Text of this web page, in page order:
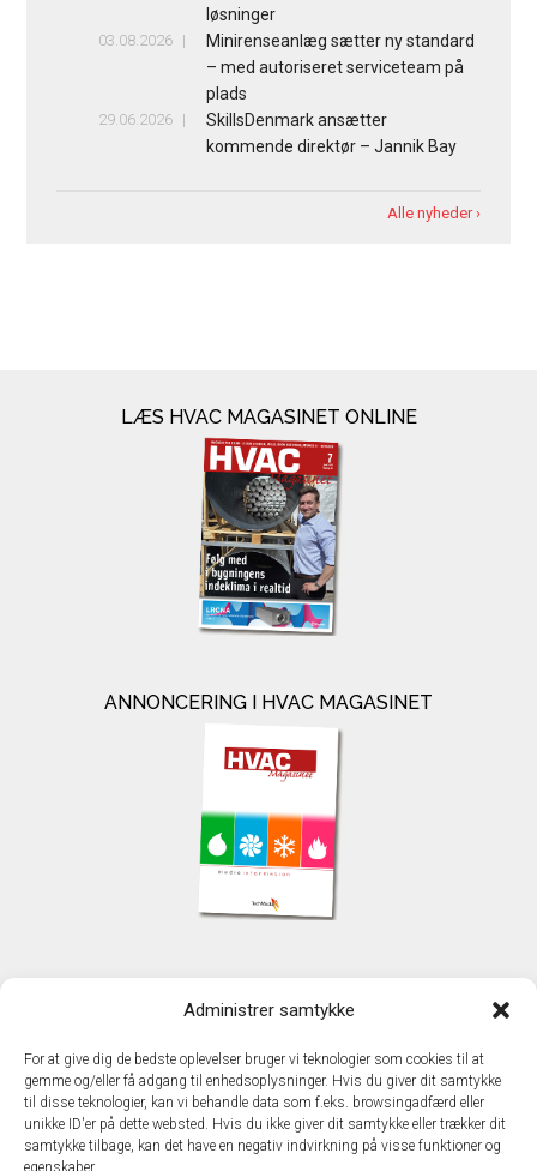
Administrer samtykke
For at give dig de bedste oplevelser bruger vi teknologier som cookies til at
gemme og/eller få adgang til enhedsoplysninger. Hvis du giver dit samtykke
til disse teknologier, kan vi behandle data som f.eks. browsingadfærd eller
unikke ID'er på dette websted. Hvis du ikke giver dit samtykke eller trækker dit
samtykke tilbage, kan det have en negativ indvirkning på visse funktioner og
egenskaber.
løsninger
03.08.2026
Minirenseanlæg sætter ny standard
– med autoriseret serviceteam på
plads
29.06.2026
SkillsDenmark ansætter
kommende direktør – Jannik Bay
Alle nyheder ›
LÆS HVAC MAGASINET ONLINE
ANNONCERING I HVAC MAGASINET
TechMedia A/S
DK - 2600 Glostrup
www.techmedia.dk
Telefon: +45 43 24 26 28
E-mail:info@techmedia.dk